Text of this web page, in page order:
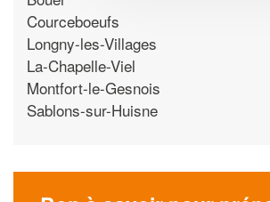
Courceboeufs
Longny-les-Villages
La-Chapelle-Viel
Montfort-le-Gesnois
Sablons-sur-Huisne